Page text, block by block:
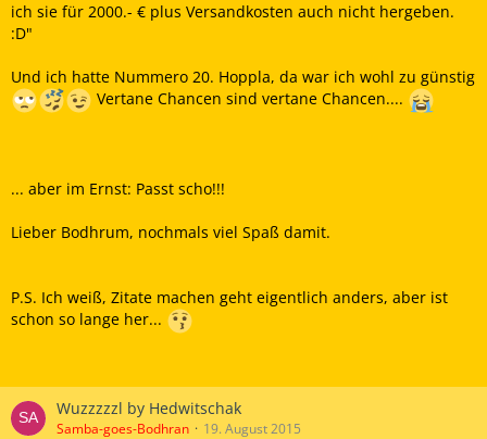
ich sie für 2000.- € plus Versandkosten auch nicht hergeben.
:D"
Und ich hatte Nummero 20. Hoppla, da war ich wohl zu günstig
Vertane Chancen sind vertane Chancen....
... aber im Ernst: Passt scho!!!
Lieber Bodhrum, nochmals viel Spaß damit.
P.S. Ich weiß, Zitate machen geht eigentlich anders, aber ist
schon so lange her...
Wuzzzzzl by Hedwitschak
Samba-goes-Bodhran 19. August 2015